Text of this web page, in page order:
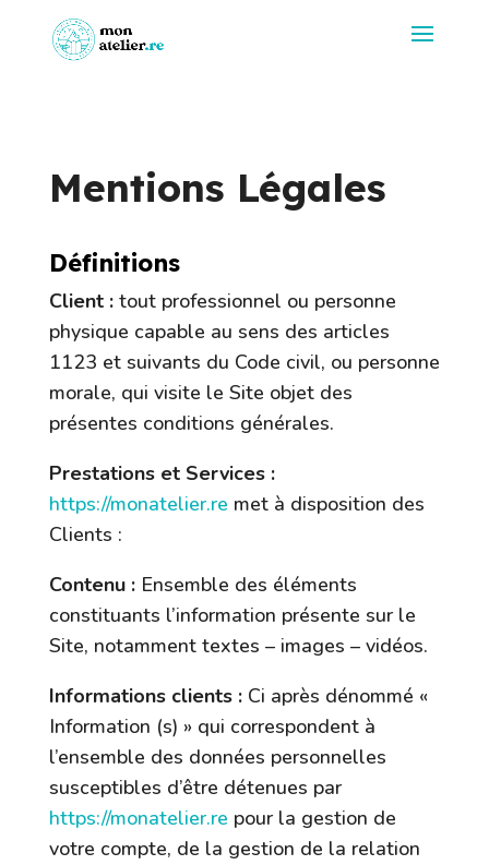
Mentions Légales
Définitions
Client : tout professionnel ou personne
physique capable au sens des articles
1123 et suivants du Code civil, ou personne
morale, qui visite le Site objet des
présentes conditions générales.
Prestations et Services :
https://monatelier.re met à disposition des
Clients :
Contenu : Ensemble des éléments
constituants l’information présente sur le
Site, notamment textes – images – vidéos.
Informations clients : Ci après dénommé «
Information (s) » qui correspondent à
l’ensemble des données personnelles
susceptibles d’être détenues par
https://monatelier.re pour la gestion de
votre compte, de la gestion de la relation